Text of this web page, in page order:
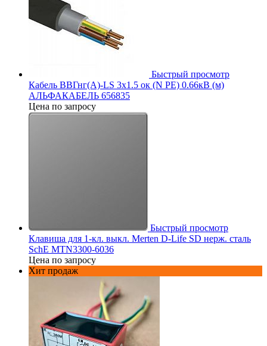
Быстрый просмотр
Кабель ВВГнг(А)-LS 3х1.5 ок (N PE) 0.66кВ (м)
АЛЬФАКАБЕЛЬ 656835
Цена по запросу
Быстрый просмотр
Клавиша для 1-кл. выкл. Merten D-Life SD нерж. сталь
SchE MTN3300-6036
Цена по запросу
Хит продаж